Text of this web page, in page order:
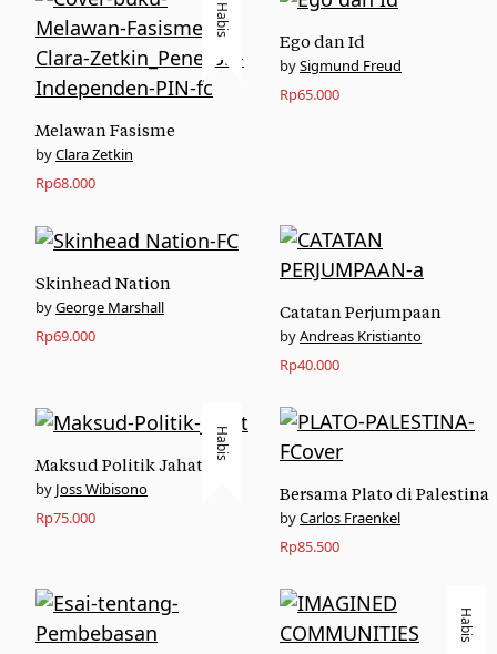
Habis
Melawan Fasisme
Clara Zetkin
Rp68.000
Ego dan Id
Sigmund Freud
Rp65.000
Skinhead Nation
George Marshall
Rp69.000
Catatan Perjumpaan
Andreas Kristianto
Rp40.000
Habis
Maksud Politik Jahat
Joss Wibisono
Rp75.000
Bersama Plato di Palestina
Carlos Fraenkel
Rp85.500
Habis